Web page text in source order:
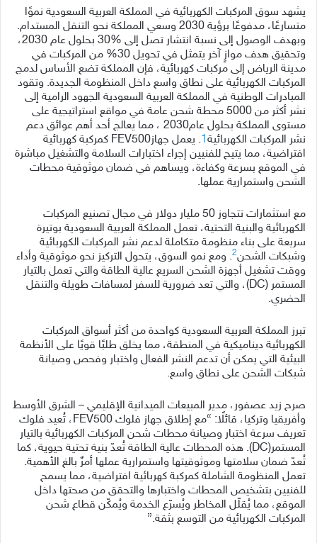
يشهد سوق المركبات الكهربائية في المملكة العربية السعودية نموًا
متسارعًا، مدفوعًا برؤية 2030 وسعي المملكة نحو التنقل المستدام.
وبهدف الوصول إلى نسبة انتشار تصل إلى %30 بحلول عام 2030،
وتحقيق هدف موازٍ آخر يتمثل في تحويل 30% من المركبات في
مدينة الرياض إلى مركبات كهربائية، فإن المملكة تضع الأساس لدمج
المركبات الكهربائية على نطاق واسع داخل المنظومة الجديدة. وتقود
المبادرات الوطنية في المملكة العربية السعودية الجهود الرامية إلى
نشر أكثر من 5000 محطة شحن عامة في مواقع استراتيجية على
مستوى المملكة بحلول عام2030 ، مما يعالج أحد أهم عوائق دعم
نشر المركبات الكهربائية1
. يعمل جهازFEV500 كمركبة كهربائية
افتراضية، مما يتيح للفنيين إجراء اختبارات السلامة والتشغيل مباشرة
في الموقع بسرعة وكفاءة، ويساهم في ضمان موثوقية محطات
الشحن واستمرارية عملها.
مع استثمارات تتجاوز 50 مليار دولار في مجال تصنيع المركبات
الكهربائية والبنية التحتية، تعمل المملكة العربية السعودية بوتيرة
سريعة على بناء منظومة متكاملة لدعم نشر المركبات الكهربائية
وشبكات الشحن2. ومع نمو السوق، يتحول التركيز نحو موثوقية وأداء
ووقت تشغيل أجهزة الشحن السريع عالية الطاقة والتي تعمل بالتيار
المستمر (DC)، والتي تعد ضرورية للسفر لمسافات طويلة والتنقل
الحضري.
تبرز المملكة العربية السعودية كواحدة من أكثر أسواق المركبات
الكهربائية ديناميكية في المنطقة، مما يخلق طلبًا قويًا على الأنظمة
البيئية التي يمكن أن تدعم النشر الفعال واختبار وفحص وصيانة
شبكات الشحن على نطاق واسع.
صرح زيد عصفور، مدير المبيعات الميدانية الإقليمي – الشرق الأوسط
وأفريقيا وتركيا، قائلًا: “مع إطلاق جهاز فلوك FEV500، تُعيد فلوك
تعريف سرعة اختبار وصيانة محطات شحن المركبات الكهربائية بالتيار
المستمر(DC). هذه المحطات عالية الطاقة تُعدّ بنية تحتية حيوية، كما
تُعدّ ضمان سلامتها وموثوقيتها واستمرارية عملها أمرٌ بالغ الأهمية.
تعمل المنظومة الشاملة كمركبة كهربائية افتراضية، مما يسمح
للفنيين بتشخيص المحطات واختبارها والتحقق من صحتها داخل
الموقع، مما يُقلّل المخاطر ويُسرّع الخدمة ويُمكّن قطاع شحن
المركبات الكهربائية من التوسع بثقة.”